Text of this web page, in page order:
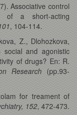
Associative control
of a short-acting
, 104-114.
Z., Dlohozkova,
and agonistic
of drugs? En: R.
Research (pp.93-
for treament of
152, 472-473.